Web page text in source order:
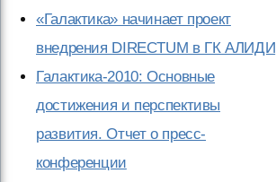
«Галактика» начинает проект
внедрения DIRECTUM в ГК АЛИДИ
Галактика-2010: Основные
достижения и перспективы
развития. Отчет о пресс-
конференции